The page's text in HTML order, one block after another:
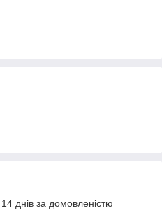
днів за домовленістю